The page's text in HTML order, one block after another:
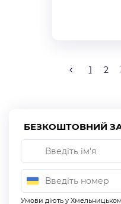
1 2
БЕЗКОШТОВНИЙ
Умови діють у